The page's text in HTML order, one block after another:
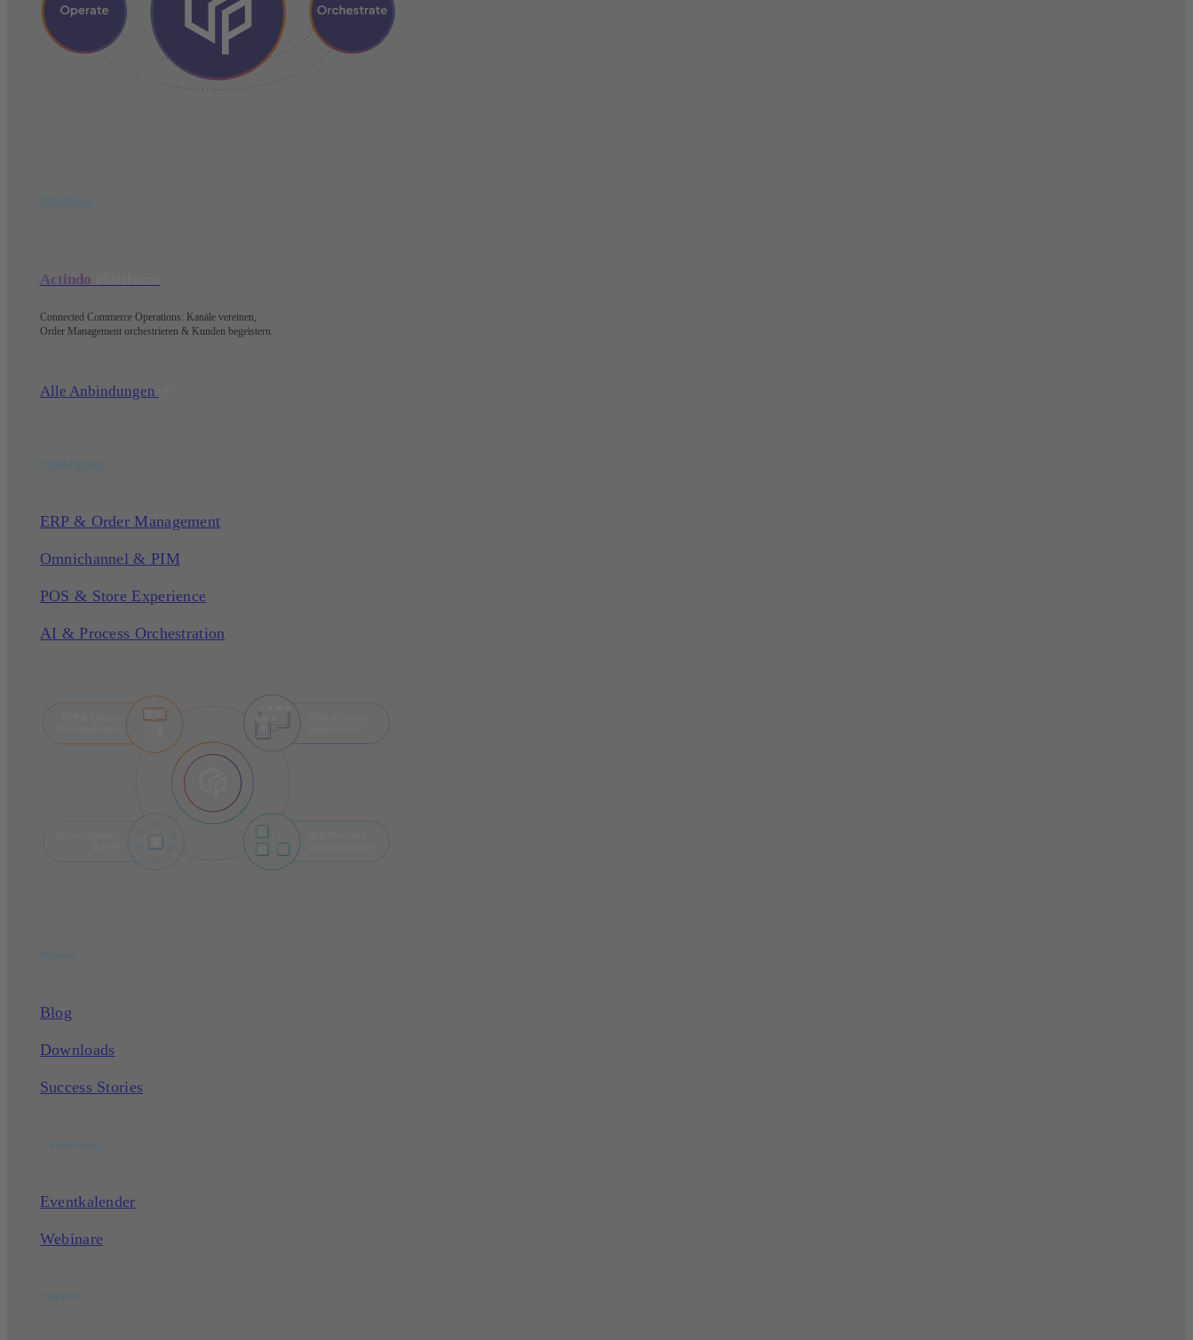
Actindo
Connected Commerce Operations: Kanäle vereinen,
Order Management orchestrieren & Kunden begeistern.
Alle Anbindungen
ERP & Order Management
Omnichannel & PIM
POS & Store Experience
AI & Process Orchestration
Blog
Downloads
Success Stories
Eventkalender
Webinare